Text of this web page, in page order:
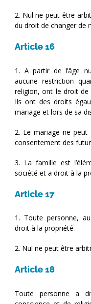
2. Nul ne peut être
du droit de changer de
Article 16
1. A partir de l’âge
aucune restriction
religion, ont le droit
Ils ont des droits
mariage et lors de sa
2. Le mariage ne peut
consentement des
3. La famille est
société et a droit à la
Article 17
1. Toute personne,
droit à la propriété.
2. Nul ne peut être
Article 18
Toute personne a